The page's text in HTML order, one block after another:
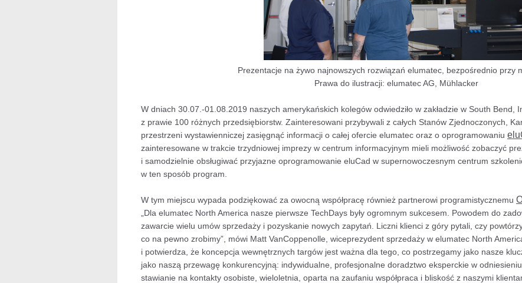
Prezentacje na żywo najnowszych rozwiązań elumatec, bezpośrednio przy
Prawa do ilustracji: elumatec AG, Mühlacker
W dniach 30.07.-01.08.2019 naszych amerykańskich kolegów odwiedziło w zakładzie w South Bend,
z prawie 100 różnych przedsiębiorstw. Zainteresowani przybywali z całych Stanów Zjednoczonych,
przestrzeni wystawienniczej zasięgnąć informacji o całej ofercie elumatec oraz o oprogramowaniu
zainteresowane w trakcie trzydniowej imprezy w centrum informacyjnym mieli możliwość zobaczyć
i samodzielnie obsługiwać przyjazne oprogramowanie eluCad w supernowoczesnym centrum
w ten sposób program.
W tym miejscu wypada podziękować za owocną współpracę również partnerowi programistycznemu
„Dla elumatec North America nasze pierwsze TechDays były ogromnym sukcesem. Powodem do
zawarcie wielu umów sprzedaży i pozyskanie nowych zapytań. Liczni klienci z góry pytali, czy
co na pewno zrobimy”, mówi Matt VanCoppenolle, wiceprezydent sprzedaży w elumatec North
i potwierdza, że koncepcja wewnętrznych targów jest ważna dla tego, co postrzegamy jako nasze
jako naszą przewagę konkurencyjną: indywidualne, profesjonalne doradztwo eksperckie w
stawianie na kontakty osobiste, wieloletnia, oparta na zaufaniu współpraca i bliskość z naszymi